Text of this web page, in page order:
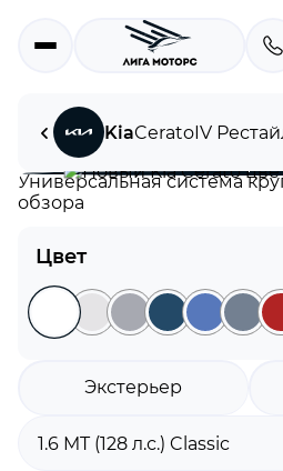
KiaCeratoIV
Универсальная система
обзора
Цвет
Экстерьер